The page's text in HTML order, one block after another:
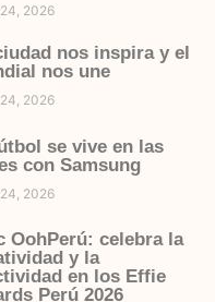
2026
nos inspira y el
nos une
2026
se vive en las
con Samsung
2026
OohPerú: celebra la
y la
en los Effie
Perú 2026